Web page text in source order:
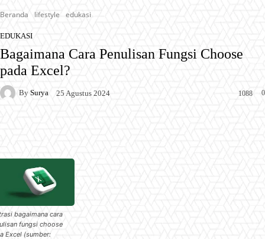
Beranda lifestyle edukasi
EDUKASI
Bagaimana Cara Penulisan Fungsi Choose
pada Excel?
By Surya 25 Agustus 2024 0
1088
bagaimana cara
fungsi choose
Excel (sumber: